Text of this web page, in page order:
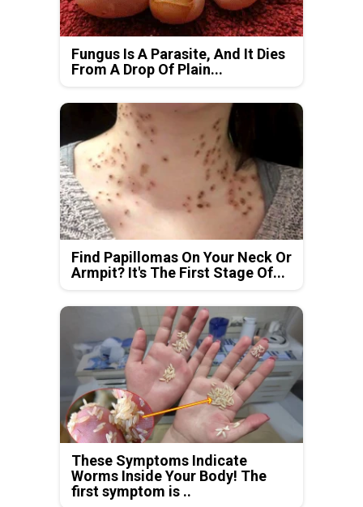
Fungus Is A Parasite, And It Dies
From A Drop Of Plain...
Find Papillomas On Your Neck Or
Armpit? It's The First Stage Of...
These Symptoms Indicate
Worms Inside Your Body! The
first symptom is ..